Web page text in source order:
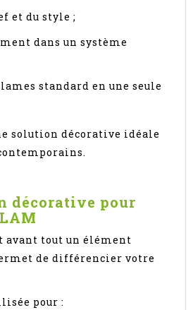
et du style ;
dans un système
standard en une seule
solution décorative idéale
décorative pour
avant tout un élément
de différencier votre
pour :